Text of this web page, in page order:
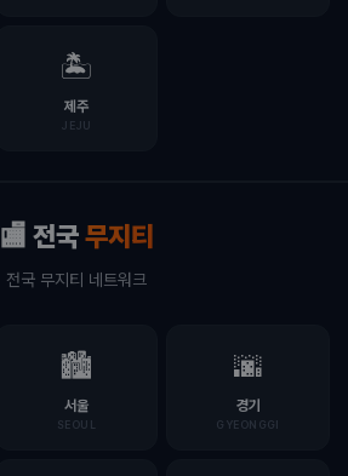
🏝️
제주
JEJU
🏬 전국무지티
전국 무지티 네트워크
🏙️
서울
SEOUL
🌆
경기
GYEONGGI